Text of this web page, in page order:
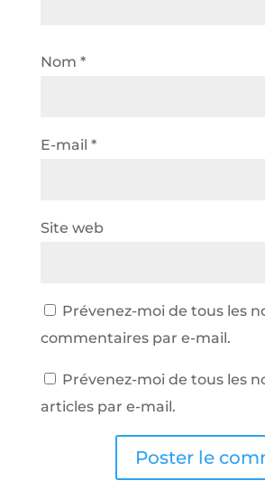
Nom *
E-mail *
Site web
Prévenez-moi de tous les
commentaires par e-mail.
Prévenez-moi de tous les
articles par e-mail.